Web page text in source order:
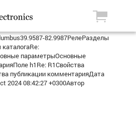
82.9987РелеРазделы
параметрыОсновные
h1Re: R1Свойства
публикации комментарияДата
2024 08:42:27 +0300Автор